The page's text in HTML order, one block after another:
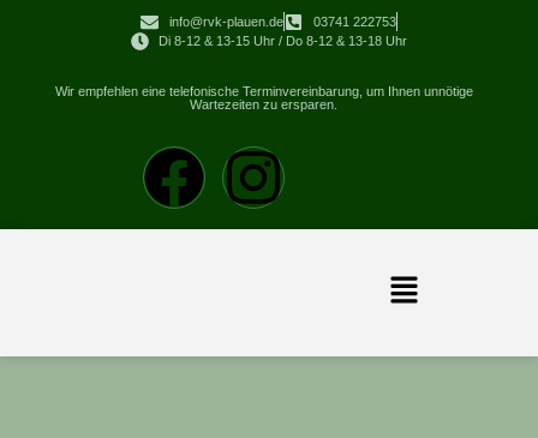
info@rvk-plauen.de
03741 222753
Di 8-12 & 13-15 Uhr / Do 8-12 & 13-18 Uhr
Wir empfehlen eine telefonische Terminvereinbarung, um Ihnen unnötige
Wartezeiten zu ersparen.